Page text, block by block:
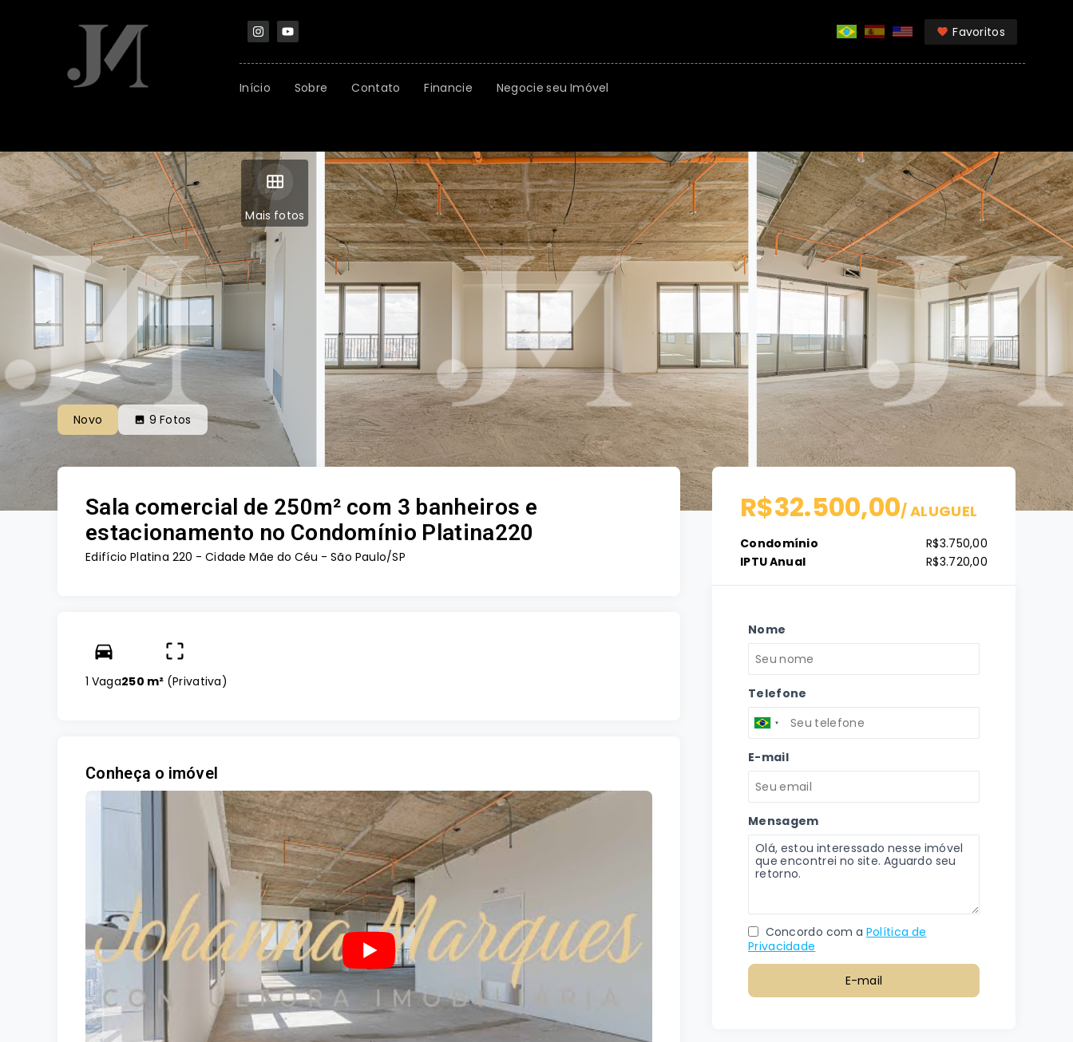
Favoritos
Início Sobre Contato Financie Negocie seu Imóvel
Mais fotos
Novo 9 Fotos
Sala comercial de 250m² com 3 banheiros e
estacionamento no Condomínio Platina220
Edifício Platina 220 - Cidade Mãe do Céu - São Paulo/SP
1 Vaga250 m² (Privativa)
Conheça o imóvel
R$32.500,00/ALUGUEL
Condomínio
R$3.750,00
IPTU Anual
R$3.720,00
Nome
Telefone
E-mail
Mensagem
Concordo com a Política de
Privacidade
E-mail